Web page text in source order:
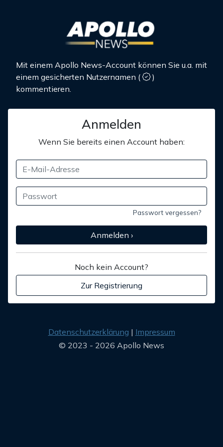
Mit einem Apollo News-Account können Sie u.a. mit
einem gesicherten Nutzernamen (
)
kommentieren.
Anmelden
Wenn Sie bereits einen Account haben:
Passwort vergessen?
Anmelden ›
Noch kein Account?
Zur Registrierung
Datenschutzerklärung
Impressum
© 2023 - 2026 Apollo News